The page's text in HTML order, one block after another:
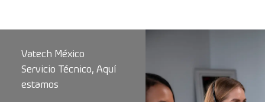
Vatech México
Servicio Técnico, Aquí
estamos